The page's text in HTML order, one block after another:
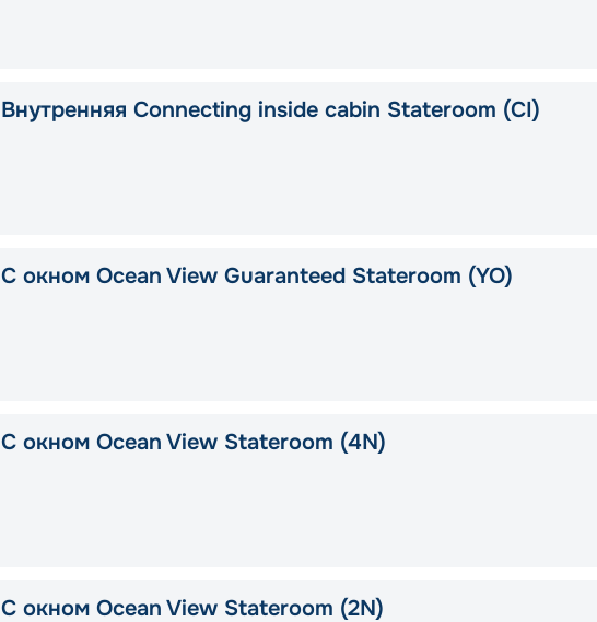
Внутренняя Connecting inside cabin Stateroom (CI)
С окном Ocean View Guaranteed Stateroom (YO)
С окном Ocean View Stateroom (4N)
С окном Ocean View Stateroom (2N)